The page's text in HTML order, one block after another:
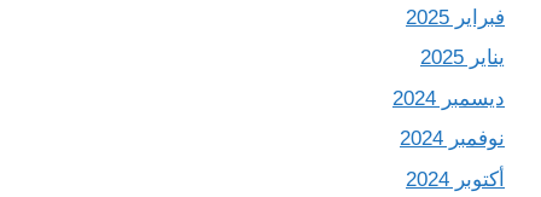
فبراير 2025
يناير 2025
ديسمبر 2024
نوفمبر 2024
أكتوبر 2024